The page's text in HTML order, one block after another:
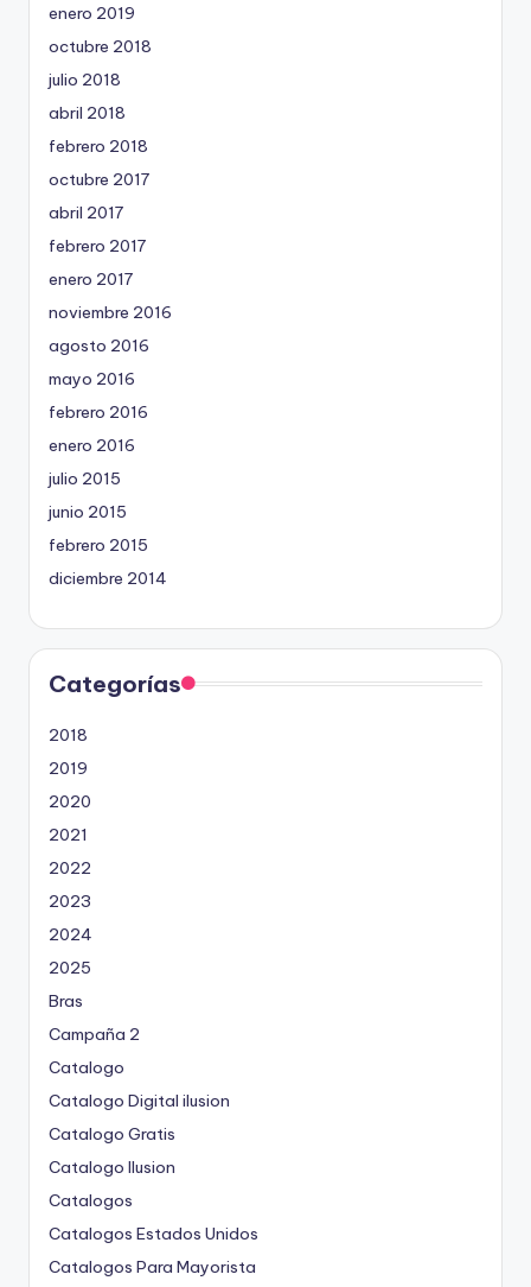
enero 2019
octubre 2018
julio 2018
abril 2018
febrero 2018
octubre 2017
abril 2017
febrero 2017
enero 2017
noviembre 2016
agosto 2016
mayo 2016
febrero 2016
enero 2016
julio 2015
junio 2015
febrero 2015
diciembre 2014
Categorías
2018
2019
2020
2021
2022
2023
2024
2025
Bras
Campaña 2
Catalogo
Catalogo Digital ilusion
Catalogo Gratis
Catalogo Ilusion
Catalogos
Catalogos Estados Unidos
Catalogos Para Mayorista